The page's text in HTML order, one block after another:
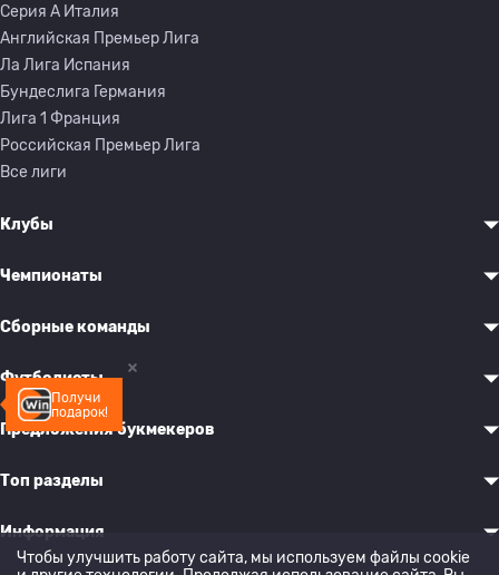
Получи
подарок!
Серия A Италия
Английская Премьер Лига
Ла Лига Испания
Бундеслига Германия
Лига 1 Франция
Российская Премьер Лига
Все лиги
Клубы
Чемпионаты
Сборные команды
Футболисты
Предложения букмекеров
Топ разделы
Информация
Чтобы улучшить работу сайта, мы используем файлы cookie